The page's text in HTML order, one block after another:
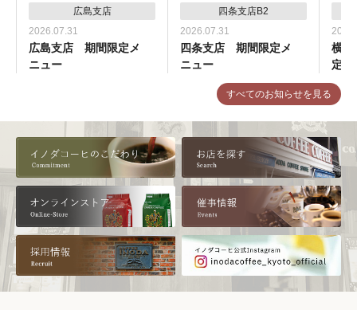
すべてのお知らせを見る
広島支店
2026.07.31
広島支店 期間限定メ
ニュー
四条支店B2
2026.07.31
四条支店 期間限定メ
ニュー
横
定メ